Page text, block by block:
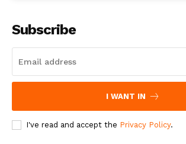
Subscribe
I WANT IN
I've read and accept the Privacy Policy.